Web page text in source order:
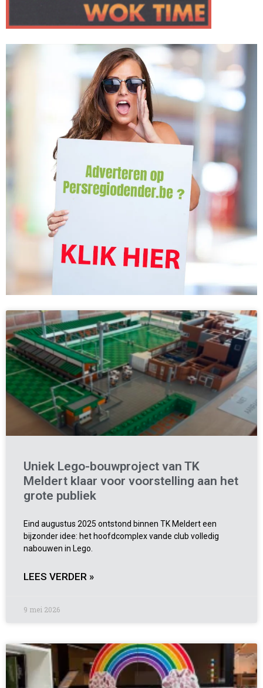
Uniek Lego-bouwproject van TK
Meldert klaar voor voorstelling aan het
grote publiek
Eind augustus 2025 ontstond binnen TK Meldert een
bijzonder idee: het hoofdcomplex vande club volledig
nabouwen in Lego.
LEES VERDER »
9 mei 2026